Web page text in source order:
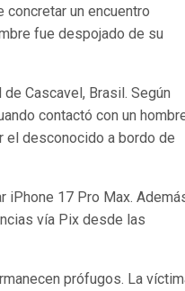
un encuentro
fue despojado de su
Cascavel, Brasil. Según
contactó con un
el desconocido a bordo de
iPhone 17 Pro Max.
vía Pix desde las
prófugos. La